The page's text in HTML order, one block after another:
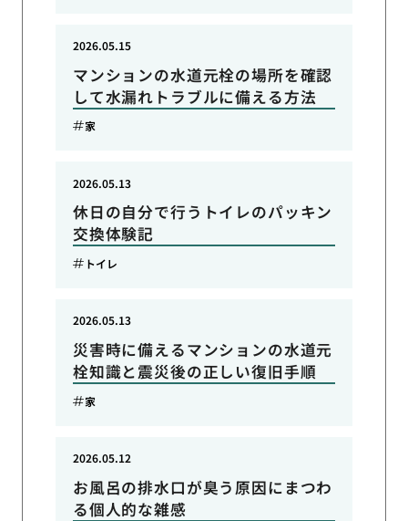
マンションの水道元栓の場所を確認
して水漏れトラブルに備える方法
2026.05.15
家
休日の自分で行うトイレのパッキン
交換体験記
2026.05.13
トイレ
災害時に備えるマンションの水道元
栓知識と震災後の正しい復旧手順
2026.05.13
家
お風呂の排水口が臭う原因にまつわ
る個人的な雑感
2026.05.12